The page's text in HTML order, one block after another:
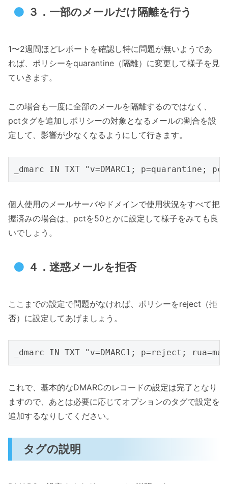
３．一部のメールだけ隔離を行う
1〜2週間ほどレポートを確認し特に問題が無いようであ
れば、ポリシーをquarantine（隔離）に変更して様子を見
ていきます。
この場合も一度に全部のメールを隔離するのではなく、
pctタグを追加しポリシーの対象となるメールの割合を設
定して、影響が少なくなるようにして行きます。
個人使用のメールサーバやドメインで使用状況をすべて把
握済みの場合は、pctを50とかに設定して様子をみても良
いでしょう。
４．迷惑メールを拒否
ここまでの設定で問題がなければ、ポリシーをreject（拒
否）に設定してあげましょう。
これで、基本的なDMARCのレコードの設定は完了となり
ますので、あとは必要に応じてオプションのタグで設定を
追加するなりしてください。
タグの説明